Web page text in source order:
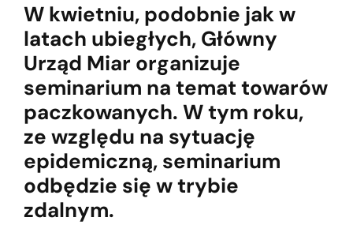
W kwietniu, podobnie jak w
latach ubiegłych, Główny
Urząd Miar organizuje
seminarium na temat towarów
paczkowanych. W tym roku,
ze względu na sytuację
epidemiczną, seminarium
odbędzie się w trybie
zdalnym.